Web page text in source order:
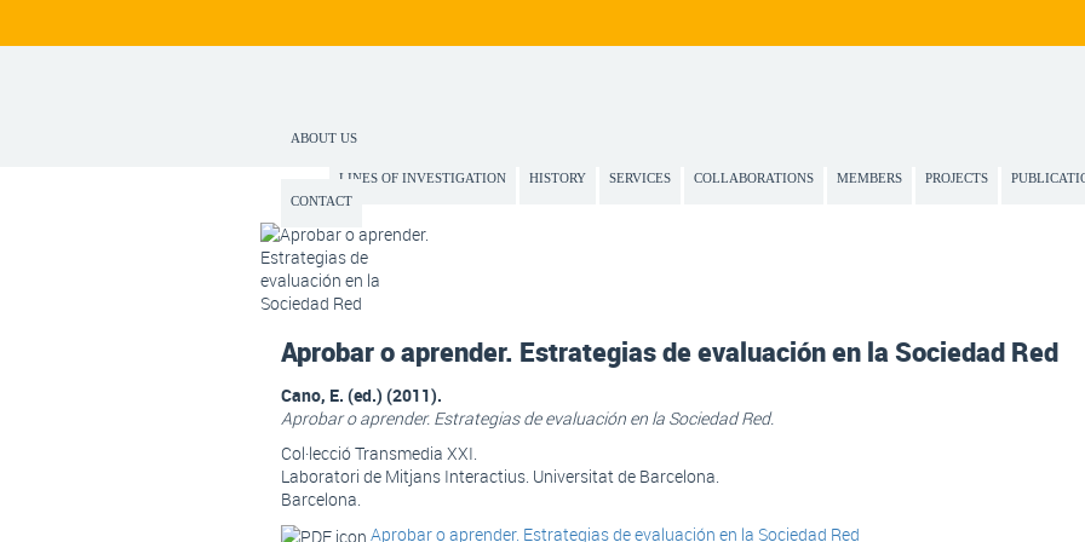
ABOUT US
LINES OF INVESTIGATION HISTORY SERVICES COLLABORATIONS MEMBERS PROJECTS
CONTACT
Aprobar o aprender. Estrategias de evaluación en la Sociedad Red
Cano, E. (ed.) (2011).
Aprobar o aprender. Estrategias de evaluación en la Sociedad Red.
Col·lecció Transmedia XXI.
Laboratori de Mitjans Interactius. Universitat de Barcelona.
Barcelona.
Aprobar o aprender. Estrategias de evaluación en la Sociedad Red